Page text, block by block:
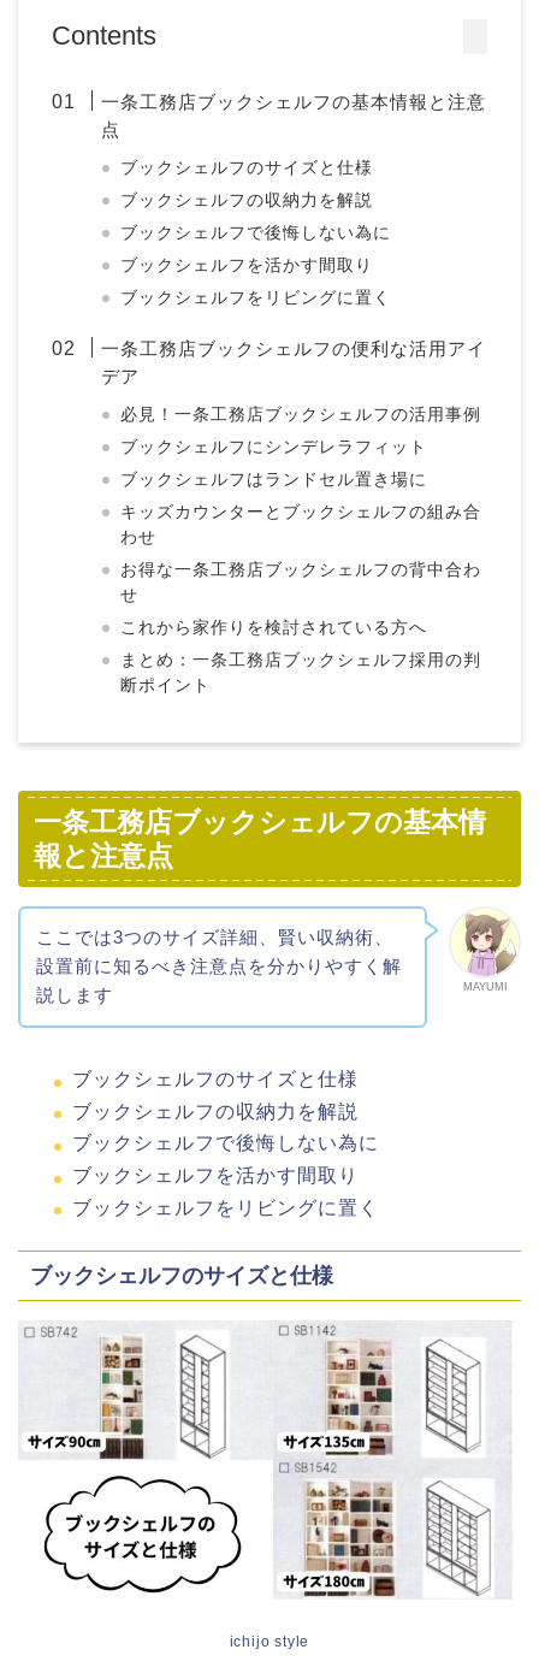
Contents
一条工務店ブックシェルフの基本情報と注意
点
ブックシェルフのサイズと仕様
ブックシェルフの収納力を解説
ブックシェルフで後悔しない為に
ブックシェルフを活かす間取り
ブックシェルフをリビングに置く
一条工務店ブックシェルフの便利な活用アイ
デア
必見！一条工務店ブックシェルフの活用事例
ブックシェルフにシンデレラフィット
ブックシェルフはランドセル置き場に
キッズカウンターとブックシェルフの組み合
わせ
お得な一条工務店ブックシェルフの背中合わ
せ
これから家作りを検討されている方へ
まとめ：一条工務店ブックシェルフ採用の判
断ポイント
一条工務店ブックシェルフの基本情
報と注意点
MAYUMI
ここでは3つのサイズ詳細、賢い収納術、
設置前に知るべき注意点を分かりやすく解
説します
ブックシェルフのサイズと仕様
ブックシェルフの収納力を解説
ブックシェルフで後悔しない為に
ブックシェルフを活かす間取り
ブックシェルフをリビングに置く
ブックシェルフのサイズと仕様
ichijo style